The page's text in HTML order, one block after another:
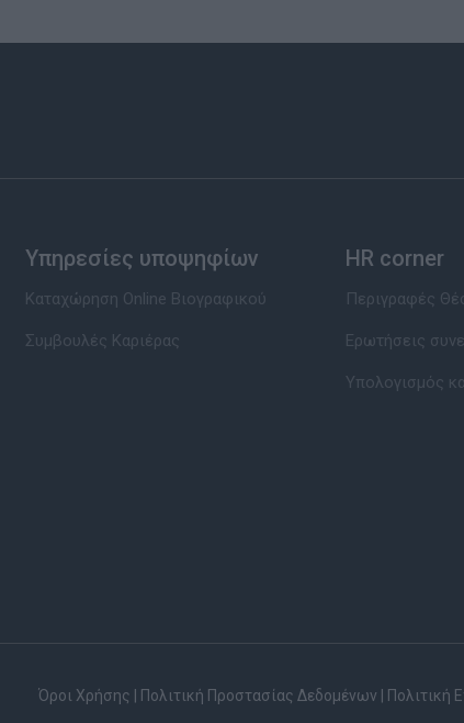
Υπηρεσίες υποψηφίων
Καταχώρηση Online Βιογραφικού
Συμβουλές Καριέρας
HR corner
Περιγραφές
Ερωτήσεις
Υπολογισμός
Όροι Χρήσης Πολιτική Προστασίας Δεδομένων Πολιτική